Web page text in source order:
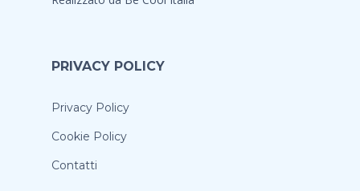
PRIVACY POLICY
Privacy Policy
Cookie Policy
Contatti